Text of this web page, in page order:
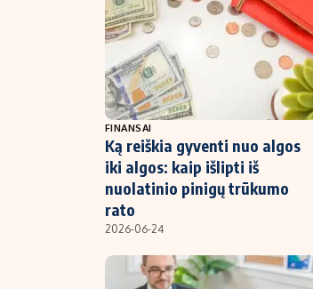
FINANSAI
Ką reiškia gyventi nuo algos
iki algos: kaip išlipti iš
nuolatinio pinigų trūkumo
rato
2026-06-24